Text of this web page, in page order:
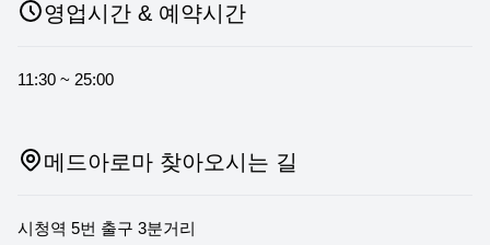
영업시간 & 예약시간
11:30 ~ 25:00
메드아로마 찾아오시는 길
시청역 5번 출구 3분거리